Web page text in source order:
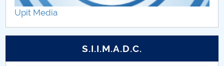
Hotărâri Senat din 24 iulie 2025
Hotărâri Senat din 29 iulie 2025
Hotărâri Senat din 5 septembrie 2025
Upit Media
S.I.I.M.A.D.C.